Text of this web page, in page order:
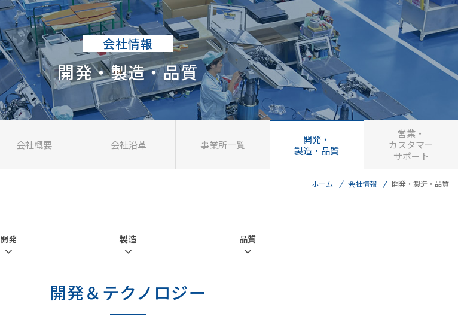
会社情報
開発・製造・品質
会社概要 会社沿革 事業所一覧
開発・
製造・品質
営業・
カスタマー
サポート
ホーム 会社情報 開発・製造・品質
開発 製造 品質
開発＆テクノロジー